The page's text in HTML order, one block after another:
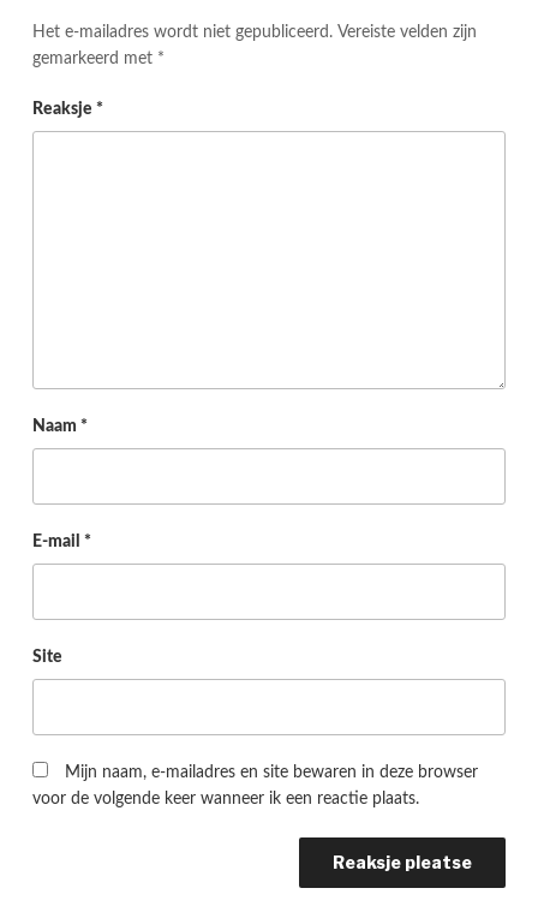
Het e-mailadres wordt niet gepubliceerd. Vereiste velden zijn
gemarkeerd met *
Reaksje *
Naam *
E-mail *
Site
Mijn naam, e-mailadres en site bewaren in deze browser
voor de volgende keer wanneer ik een reactie plaats.